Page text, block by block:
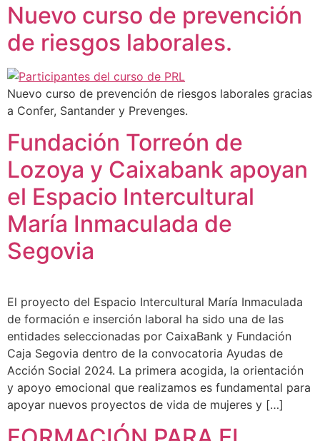
Nuevo curso de prevención
de riesgos laborales.
Nuevo curso de prevención de riesgos laborales gracias
a Confer, Santander y Prevenges.
Fundación Torreón de
Lozoya y Caixabank apoyan
el Espacio Intercultural
María Inmaculada de
Segovia
El proyecto del Espacio Intercultural María Inmaculada
de formación e inserción laboral ha sido una de las
entidades seleccionadas por CaixaBank y Fundación
Caja Segovia dentro de la convocatoria Ayudas de
Acción Social 2024. La primera acogida, la orientación
y apoyo emocional que realizamos es fundamental para
apoyar nuevos proyectos de vida de mujeres y […]